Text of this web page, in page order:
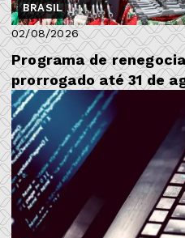
BRASIL
02/08/2026
Programa de
prorrogado até 31 de